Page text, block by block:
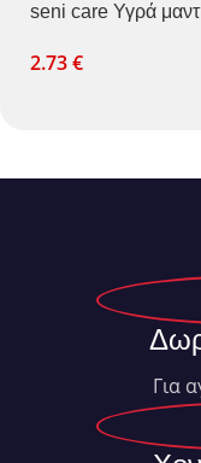
seni care Υγρά
2.73€
Για